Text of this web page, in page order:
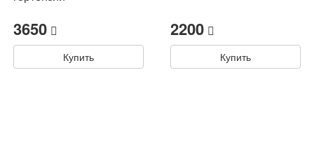
3650
Купить
2200
Купить